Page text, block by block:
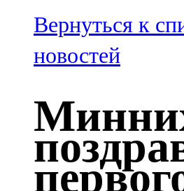
100,3 FM
Зәй
106,6 FM
Кадыбаш
105,2 FM
Казан
Вернуться к
новостей